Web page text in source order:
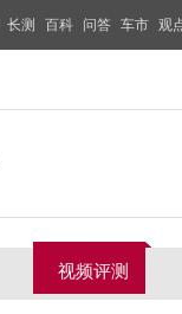
长测 百科 问答 车市 观
视频评测